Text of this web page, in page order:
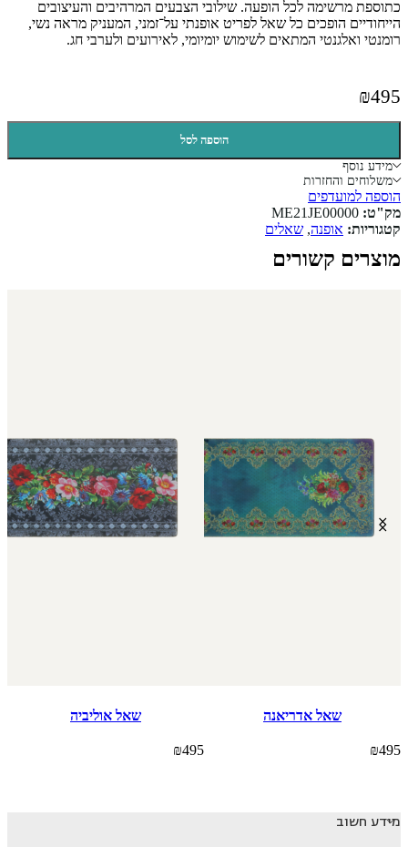
₪495
כתוספת מרשימה לכל הופעה. שילובי הצבעים המרהיבים והעיצובים
הייחודיים הופכים כל שאל לפריט אופנתי על־זמני, המעניק מראה נשי,
רומנטי ואלגנטי המתאים לשימוש יומיומי, לאירועים ולערבי חג.
הוספה לסל
הוספה למועדפים
מידע נוסף
משלוחים והחזרות
מק"ט: ME21JE00000
קטגוריות: אופנה, שאלים
מוצרים קשורים
שאל אדריאנה
₪495
שאל אוליביה
₪495
מידע חשוב